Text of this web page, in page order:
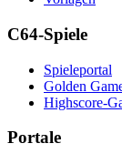
C64-Spiele
Spieleportal
Golden
Highscore-
Portale